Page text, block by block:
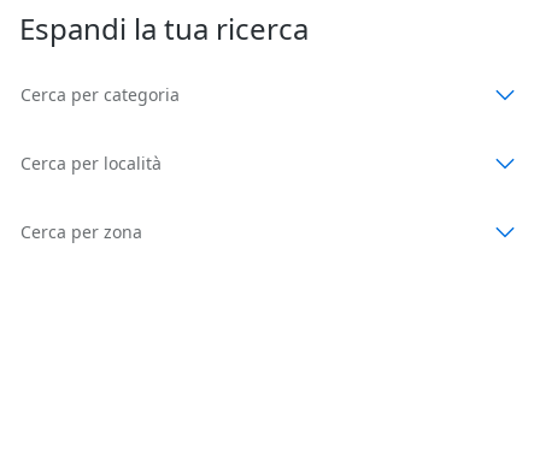
Espandi la tua ricerca
Cerca per categoria
Cerca per località
Cerca per zona